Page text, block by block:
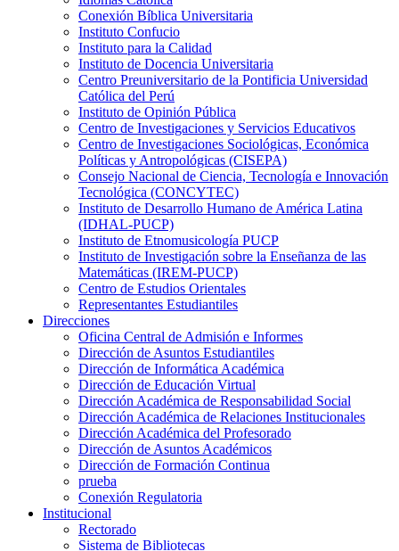
Conexión Bíblica Universitaria
Instituto Confucio
Instituto para la Calidad
Instituto de Docencia Universitaria
Centro Preuniversitario de la Pontificia Universidad
Católica del Perú
Instituto de Opinión Pública
Centro de Investigaciones y Servicios Educativos
Centro de Investigaciones Sociológicas, Económica
Políticas y Antropológicas (CISEPA)
Consejo Nacional de Ciencia, Tecnología e Innovación
Tecnológica (CONCYTEC)
Instituto de Desarrollo Humano de América Latina
(IDHAL-PUCP)
Instituto de Etnomusicología PUCP
Instituto de Investigación sobre la Enseñanza de las
Matemáticas (IREM-PUCP)
Centro de Estudios Orientales
Representantes Estudiantiles
Direcciones
Oficina Central de Admisión e Informes
Dirección de Asuntos Estudiantiles
Dirección de Informática Académica
Dirección de Educación Virtual
Dirección Académica de Responsabilidad Social
Dirección Académica de Relaciones Institucionales
Dirección Académica del Profesorado
Dirección de Asuntos Académicos
Dirección de Formación Continua
prueba
Conexión Regulatoria
Institucional
Rectorado
Sistema de Bibliotecas